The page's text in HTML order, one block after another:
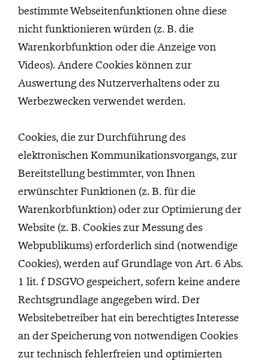
bestimmte Webseitenfunktionen ohne diese
nicht funktionieren würden (z. B. die
Warenkorbfunktion oder die Anzeige von
Videos). Andere Cookies können zur
Auswertung des Nutzerverhaltens oder zu
Werbezwecken verwendet werden.
Cookies, die zur Durchführung des
elektronischen Kommunikationsvorgangs, zur
Bereitstellung bestimmter, von Ihnen
erwünschter Funktionen (z. B. für die
Warenkorbfunktion) oder zur Optimierung der
Website (z. B. Cookies zur Messung des
Webpublikums) erforderlich sind (notwendige
Cookies), werden auf Grundlage von Art. 6 Abs.
1 lit. f DSGVO gespeichert, sofern keine andere
Rechtsgrundlage angegeben wird. Der
Websitebetreiber hat ein berechtigtes Interesse
an der Speicherung von notwendigen Cookies
zur technisch fehlerfreien und optimierten